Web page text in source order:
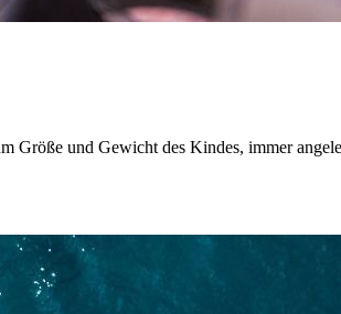
Größe und Gewicht des Kindes, immer